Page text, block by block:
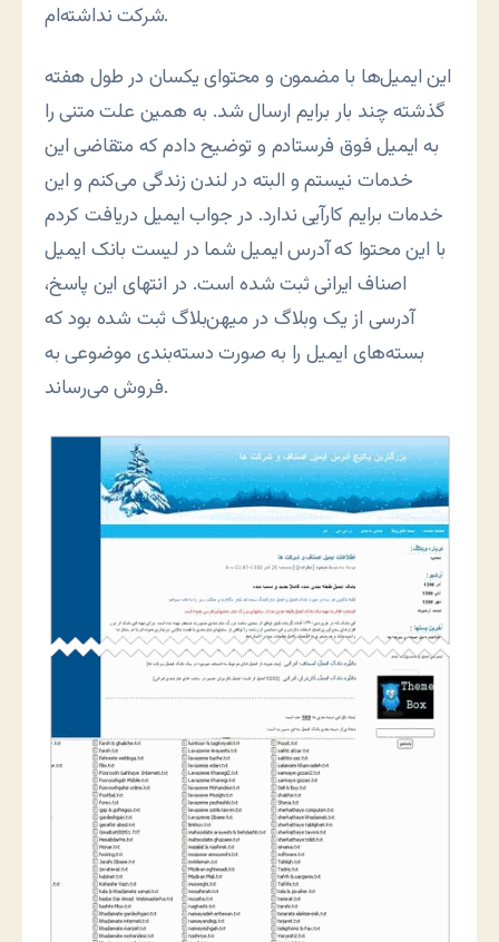
شرکت نداشته‌ام.
این ایمیل‌ها با مضمون و محتوای یکسان در طول هفته
گذشته چند بار برایم ارسال شد. به همین علت متنی را
به ایمیل فوق فرستادم و توضیح دادم که متقاضی این
خدمات نیستم و البته در لندن زندگی می‌کنم و این
خدمات برایم کارآیی ندارد. در جواب ایمیل دریافت کردم
با این محتوا که آدرس ایمیل شما در لیست بانک ایمیل
اصناف ایرانی ثبت شده است. در انتهای این پاسخ،
آدرسی از یک وبلاگ در میهن‌بلاگ ثبت شده بود که
بسته‌های ایمیل را به صورت دسته‌بندی موضوعی به
فروش می‌رساند.